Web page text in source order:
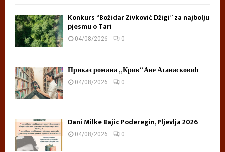
Konkurs “Božidar Živković Džigi” za najbolju
pjesmu o Tari
04/08/2026 0
Приказ романа „Крик“ Ане Атанасковић
04/08/2026 0
Dani Milke Bajic Poderegin, Pljevlja 2026
04/08/2026 0